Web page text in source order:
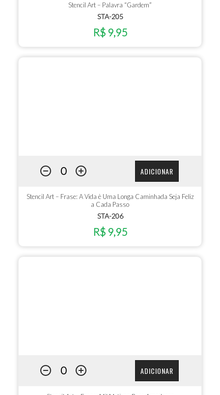
Stencil Art – Palavra “Gardem”
STA-205
R$ 9,95
ADICIONAR
Stencil Art – Frase: A Vida è Uma Longa Caminhada Seja Feliz
a Cada Passo
STA-206
R$ 9,95
ADICIONAR